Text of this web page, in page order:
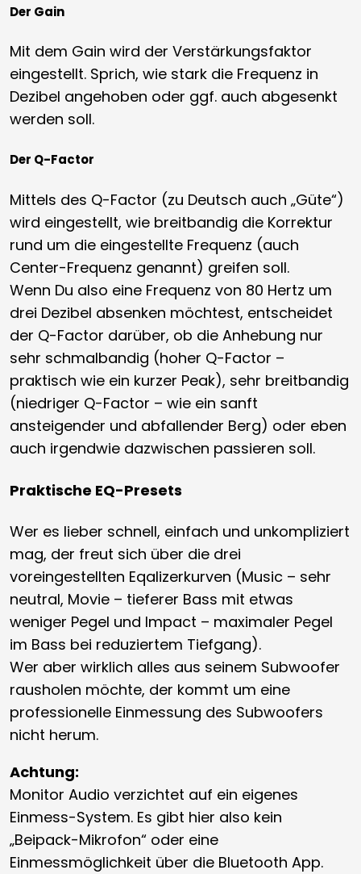
Der Gain
Mit dem Gain wird der Verstärkungsfaktor
eingestellt. Sprich, wie stark die Frequenz in
Dezibel angehoben oder ggf. auch abgesenkt
werden soll.
Der Q-Factor
Mittels des Q-Factor (zu Deutsch auch „Güte“)
wird eingestellt, wie breitbandig die Korrektur
rund um die eingestellte Frequenz (auch
Center-Frequenz genannt) greifen soll.
Wenn Du also eine Frequenz von 80 Hertz um
drei Dezibel absenken möchtest, entscheidet
der Q-Factor darüber, ob die Anhebung nur
sehr schmalbandig (hoher Q-Factor –
praktisch wie ein kurzer Peak), sehr breitbandig
(niedriger Q-Factor – wie ein sanft
ansteigender und abfallender Berg) oder eben
auch irgendwie dazwischen passieren soll.
Praktische EQ-Presets
Wer es lieber schnell, einfach und unkompliziert
mag, der freut sich über die drei
voreingestellten Eqalizerkurven (Music – sehr
neutral, Movie – tieferer Bass mit etwas
weniger Pegel und Impact – maximaler Pegel
im Bass bei reduziertem Tiefgang).
Wer aber wirklich alles aus seinem Subwoofer
rausholen möchte, der kommt um eine
professionelle Einmessung des Subwoofers
nicht herum.
Achtung:
Monitor Audio verzichtet auf ein eigenes
Einmess-System. Es gibt hier also kein
„Beipack-Mikrofon“ oder eine
Einmessmöglichkeit über die Bluetooth App.